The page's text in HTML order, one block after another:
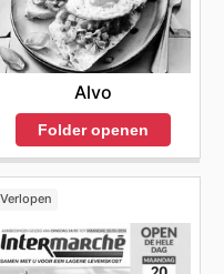
Alvo
Folder openen
Verlopen